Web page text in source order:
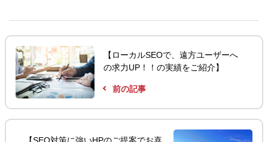
【ローカルSEOで、遠方ユーザーへ
の求力UP！！の実績をご紹介】
前の記事